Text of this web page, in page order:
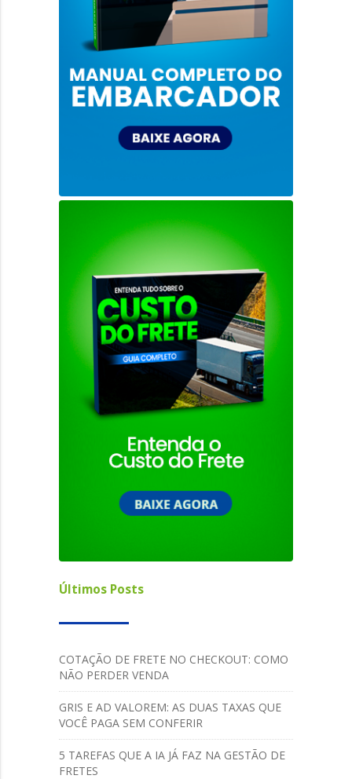
Últimos Posts
COTAÇÃO DE FRETE NO CHECKOUT: COMO
NÃO PERDER VENDA
GRIS E AD VALOREM: AS DUAS TAXAS QUE
VOCÊ PAGA SEM CONFERIR
5 TAREFAS QUE A IA JÁ FAZ NA GESTÃO DE
FRETES